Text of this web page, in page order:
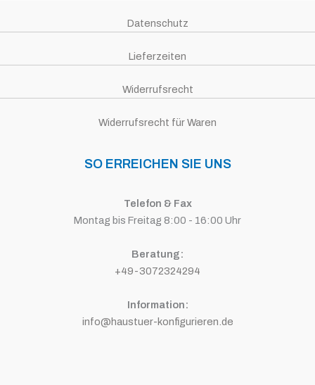
Datenschutz
Lieferzeiten
Widerrufsrecht
Widerrufsrecht für Waren
SO ERREICHEN SIE UNS
Telefon & Fax
Montag bis Freitag 8:00 - 16:00 Uhr
Beratung:
+49-3072324294
Information:
info@haustuer-konfigurieren.de